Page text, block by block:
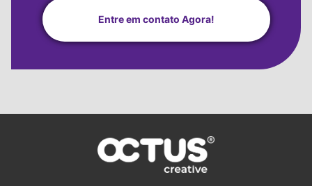
Entre em contato Agora!